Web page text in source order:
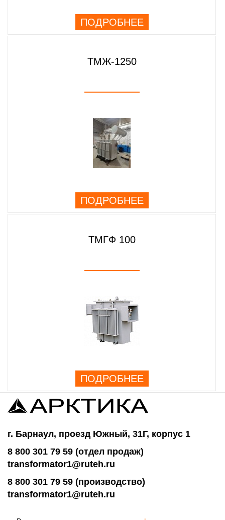
ПОДРОБНЕЕ
ТМЖ-1250
ПОДРОБНЕЕ
ТМГФ 100
ПОДРОБНЕЕ
г. Барнаул, проезд Южный, 31Г, корпус 1
8 800 301 79 59 (отдел продаж)
transformator1@ruteh.ru
8 800 301 79 59 (производство)
transformator1@ruteh.ru